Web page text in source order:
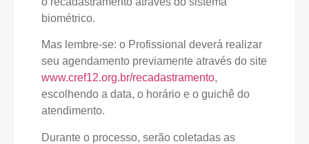
biométrico.
Mas lembre-se: o Profissional deverá realizar
seu agendamento previamente através do site
www.cref12.org.br/recadastramento,
escolhendo a data, o horário e o guichê do
atendimento.
Durante o processo, serão coletadas as